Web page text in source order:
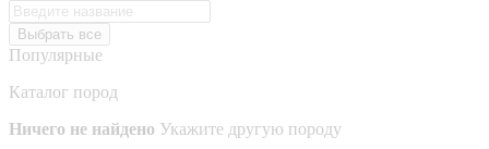
Выбрать все
Популярные
Каталог пород
Ничего не найдено Укажите другую породу